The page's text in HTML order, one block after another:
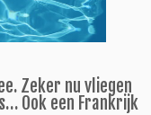
Zeker nu vliegen
Ook een Frankrijk